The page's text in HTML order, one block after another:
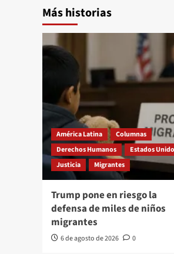
Más historias
América Latina
Columnas
Derechos Humanos
Estados
Justicia
Migrantes
Trump pone en riesgo la
defensa de miles de niños
migrantes
6 de agosto de 2026 0